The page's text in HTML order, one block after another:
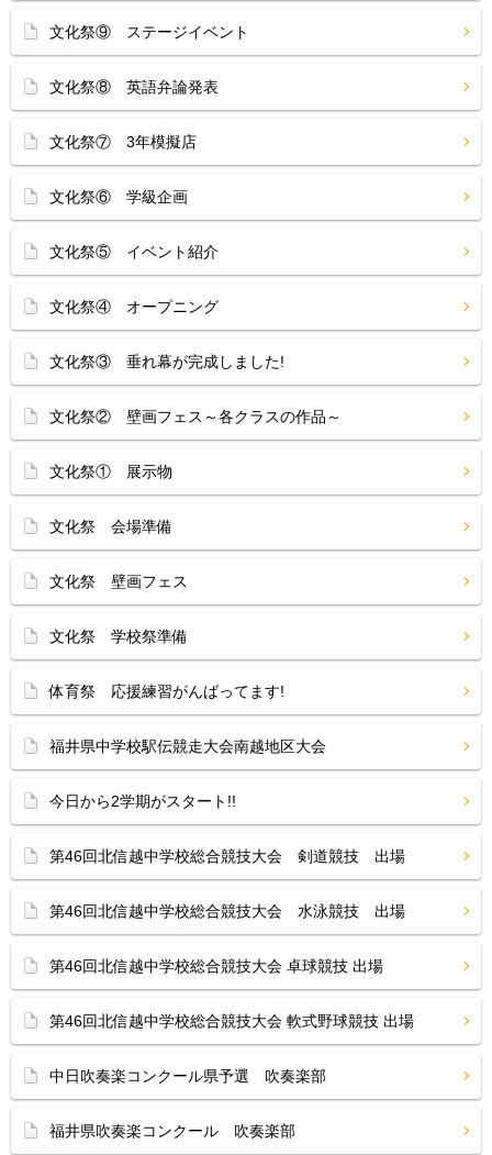
文化祭⑨ ステージイベント
文化祭⑧ 英語弁論発表
文化祭⑦ 3年模擬店
文化祭⑥ 学級企画
文化祭⑤ イベント紹介
文化祭④ オープニング
文化祭③ 垂れ幕が完成しました!
文化祭② 壁画フェス～各クラスの作品～
文化祭① 展示物
文化祭 会場準備
文化祭 壁画フェス
文化祭 学校祭準備
体育祭 応援練習がんばってます!
福井県中学校駅伝競走大会南越地区大会
今日から2学期がスタート!!
第46回北信越中学校総合競技大会 剣道競技 出場
第46回北信越中学校総合競技大会 水泳競技 出場
第46回北信越中学校総合競技大会 卓球競技 出場
第46回北信越中学校総合競技大会 軟式野球競技 出場
中日吹奏楽コンクール県予選 吹奏楽部
福井県吹奏楽コンクール 吹奏楽部